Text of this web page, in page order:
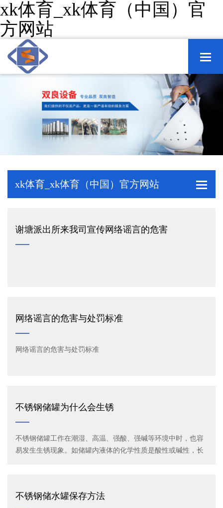
xk体育_xk体育（中国）官
方网站
xk体育_xk体育（中国）官方网站
谢塘派出所来我司宣传网络谣言的危害
网络谣言的危害与处罚标准
网络谣言的危害与处罚标准
不锈钢储罐为什么会生锈
不锈钢储罐工作在潮湿、高温、强酸、强碱等环境中时，也容
易发生生锈现象。如储罐内液体的化学性质是酸性或碱性，长
不锈钢储水罐保存方法